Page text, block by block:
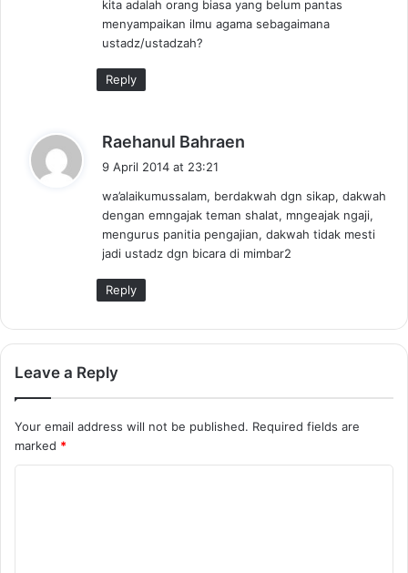
:
kita adalah orang biasa yang belum pantas
menyampaikan ilmu agama sebagaimana
ustadz/ustadzah?
Reply
Raehanul Bahraen
s
:
9 April 2014 at 23:21
wa’alaikumussalam, berdakwah dgn sikap, dakwah
dengan emngajak teman shalat, mngeajak ngaji,
mengurus panitia pengajian, dakwah tidak mesti
jadi ustadz dgn bicara di mimbar2
Reply
Leave a Reply
Your email address will not be published. Required fields are
marked *